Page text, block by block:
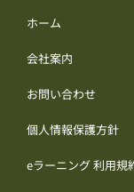
ホーム
会社案内
お問い合わせ
個人情報保護方針
eラーニング 利用規